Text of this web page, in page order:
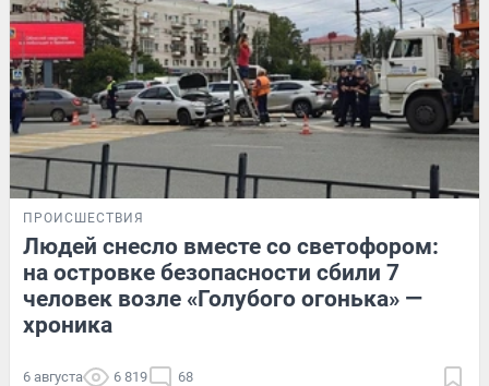
ПРОИСШЕСТВИЯ
Людей снесло вместе со светофором:
на островке безопасности сбили 7
человек возле «Голубого огонька» —
хроника
6 августа 6 819 68